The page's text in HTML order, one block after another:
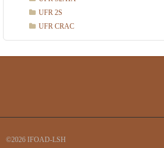
UFR 2S
UFR CRAC
©2026 IFOAD-LSH